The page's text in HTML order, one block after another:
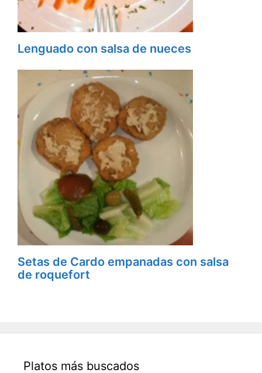
Lenguado con salsa de nueces
Setas de Cardo empanadas con salsa
de roquefort
Platos más buscados